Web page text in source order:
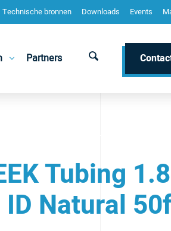
Technische bronnen Downloads Events
Partners
Tubing
ID Natural